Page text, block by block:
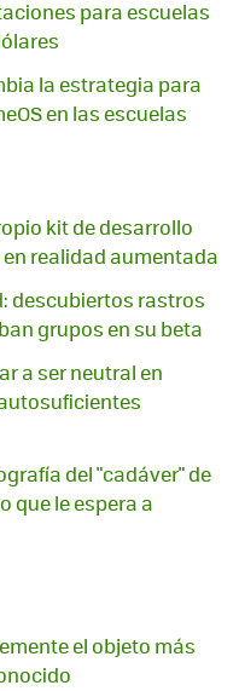
para escuelas
la estrategia para
en las escuelas
kit de desarrollo
realidad aumentada
descubiertos rastros
grupos en su beta
a ser neutral en
del "cadáver" de
que le espera a
el objeto más